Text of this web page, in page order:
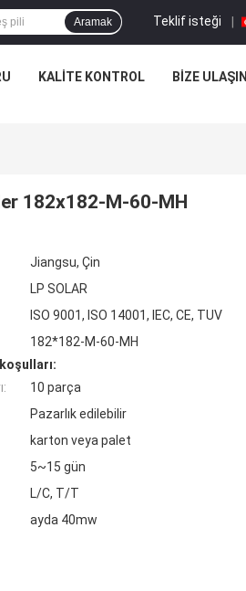
Teklif isteği |
Aramak
KALITE KONTROL BIZE ULAŞIN
182x182-M-60-MH
Jiangsu, Çin
LP SOLAR
ISO 9001, ISO 14001, IEC, CE, TUV
182*182-M-60-MH
10 parça
Pazarlık edilebilir
karton veya palet
5~15 gün
L/C, T/T
ayda 40mw